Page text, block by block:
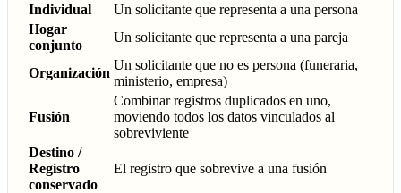
Individual
Un solicitante que representa a una persona
Hogar
conjunto
Un solicitante que representa a una pareja
Organización
Un solicitante que no es persona (funeraria,
ministerio, empresa)
Fusión
Combinar registros duplicados en uno,
moviendo todos los datos vinculados al
sobreviviente
Destino /
Registro
conservado
El registro que sobrevive a una fusión